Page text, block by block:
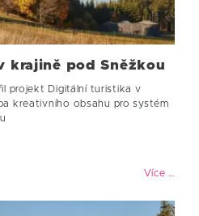
krajině pod Sněžkou
projekt Digitální turistika v
kreativního obsahu pro systém
Více …